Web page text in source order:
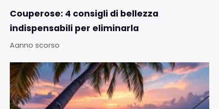
Couperose: 4 consigli di bellezza
indispensabili per eliminarla
Aanno scorso